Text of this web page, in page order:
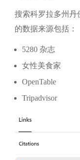
搜索科罗拉多州丹
的数据来源包括：
5280 杂志
女性美食家
OpenTable
Tripadvisor